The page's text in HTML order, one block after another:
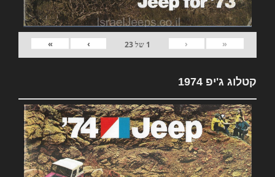
«
‹
1 של23
›
»
קטלוג ג'יפ 1974